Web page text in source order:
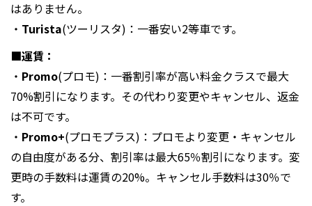
はありません。
・ Turista(ツーリスタ)：一番安い2等車です。
■運賃：
・ Promo(プロモ)：一番割引率が高い料金クラスで最大
70%割引になります。その代わり変更やキャンセル、返金
は不可です。
・ Promo+(プロモプラス)：プロモより変更・キャンセル
の自由度がある分、割引率は最大65％割引になります。変
更時の手数料は運賃の20%。キャンセル手数料は30％で
す。